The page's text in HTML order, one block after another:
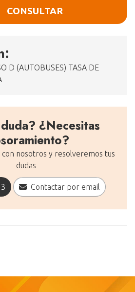
CONSULTAR
D (AUTOBUSES) TASA DE
¿Necesitas
nosotros y resolveremos tus
dudas
Contactar por email